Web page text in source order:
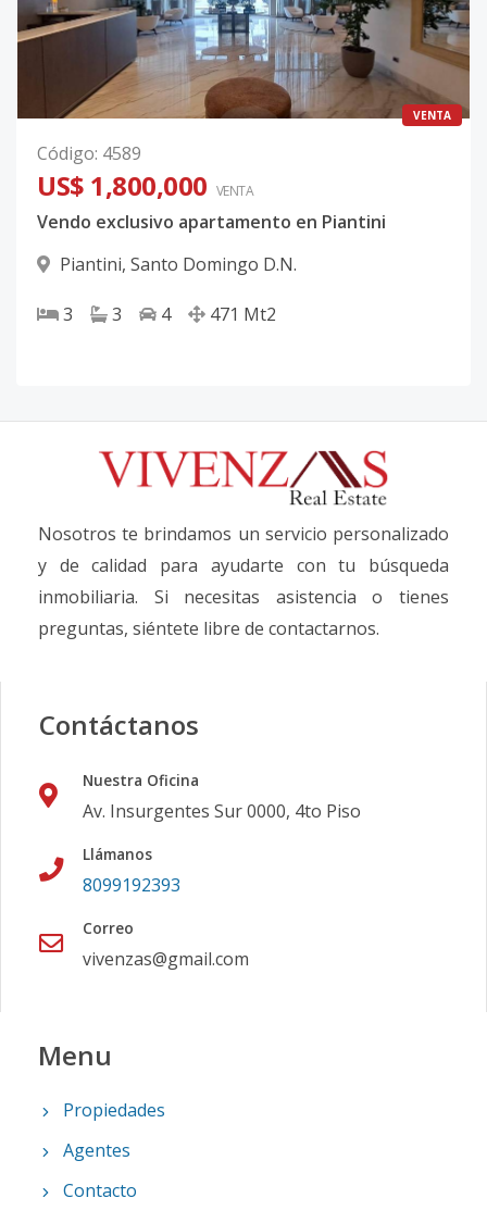
VENTA
Código: 4589
US$ 1,800,000 VENTA
Vendo exclusivo apartamento en Piantini
Piantini, Santo Domingo D.N.
3 3 4 471 Mt2
Nosotros te brindamos un servicio personalizado
y de calidad para ayudarte con tu búsqueda
inmobiliaria. Si necesitas asistencia o tienes
preguntas, siéntete libre de contactarnos.
Contáctanos
Nuestra Oficina
Av. Insurgentes Sur 0000, 4to Piso
Llámanos
8099192393
Correo
vivenzas@gmail.com
Menu
Propiedades
Agentes
Contacto